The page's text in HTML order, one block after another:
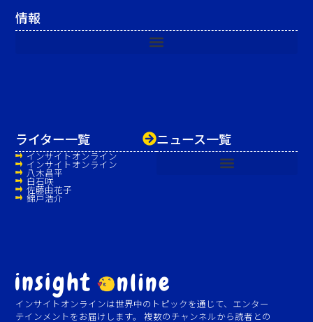
インサイトオンラインは世界中のトピックを通じて、エンター
テインメントをお届けします。 複数のチャンネルから読者との
ニュース一覧
ライター一覧
インサイトオンライン
インサイトオンライン
八木昌平
白石咲
佐藤由花子
錦戸浩介
情報